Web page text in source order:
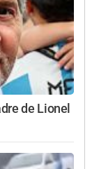
de Lionel